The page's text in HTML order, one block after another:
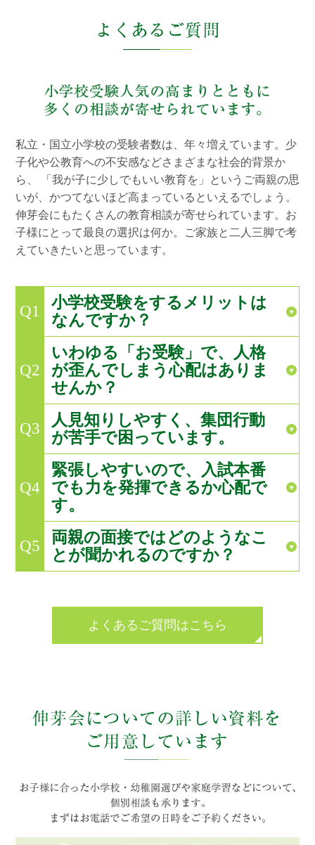
私立・国立小学校の受験者数は、年々増えています。少
子化や公教育への不安感などさまざまな社会的背景か
ら、
「我が子に少しでもいい教育を」というご両親の思
いが、かつてないほど高まっているといえるでしょう。
伸芽会にもたくさんの教育相談が寄せられています。お
子様にとって最良の選択は何か。ご家族と二人三脚で考
えていきたいと思っています。
Q1
小学校受験をするメリットは
なんですか？
Q2
いわゆる「お受験」で、人格
が歪んでしまう心配はありま
せんか？
Q3
人見知りしやすく、集団行動
が苦手で困っています。
Q4
緊張しやすいので、入試本番
でも力を発揮できるか心配で
す。
Q5
両親の面接ではどのようなこ
とが聞かれるのですか？
よくあるご質問はこちら